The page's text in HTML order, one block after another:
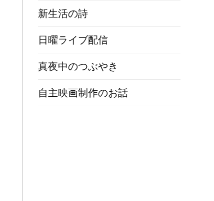
新生活の詩
日曜ライブ配信
真夜中のつぶやき
自主映画制作のお話